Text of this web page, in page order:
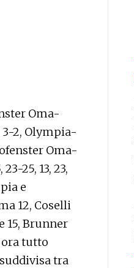
Oma-
3-2, Olympia-
Oma-
25, 13, 23,
e
12, Coselli
15, Brunner
ora tutto
tra